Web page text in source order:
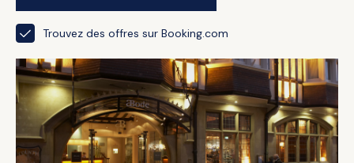
Trouvez des offres sur Booking.com